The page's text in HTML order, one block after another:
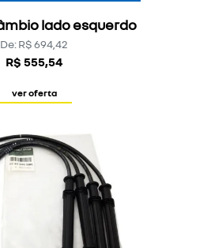
coifa do câmbio lado esquerdo
De: R$ 694,42
R$ 555,54
ver oferta